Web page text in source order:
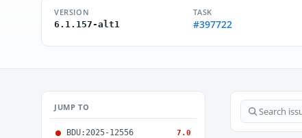
VERSION
6.1.157-alt1
TASK
#397722
JUMP TO
BDU:2025-12556 7.0